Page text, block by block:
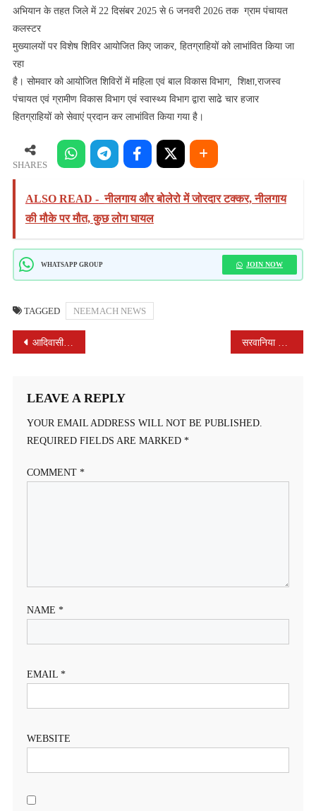
लाभांवित
अभियान के तहत जिले में 22 दिसंबर 2025 से 6 जनवरी 2026 तक ग्राम पंचायत
कलस्‍टर
मुख्यालयों पर विशेष शिविर आयोजित किए जाकर, हितग्राहियों को लाभांवित किया जा
रहा
है। सोमवार को आयोजित शिविरों में महिला एवं बाल विकास विभाग, शिक्षा,राजस्‍व
पंचायत एवं ग्रामीण विकास विभाग एवं स्‍वास्‍थ्‍य विभाग द्वारा साढे चार हजार
हितग्राहियों को सेवाएं प्रदान कर लाभांवित किया गया है।
SHARES
ALSO READ - नीलगाय और बोलेरो में जोरदार टक्कर, नीलगाय
की मौके पर मौत, कुछ लोग घायल
WHATSAPP GROUP JOIN NOW
TAGGED NEEMACH NEWS
POST
आदिवासी नायक राणा पूंजा भील की प्रतिमा की मांग को लेकर जयस संगठन का धरना प्रदर्शन निरंतर जारी
LEAVE A REPLY
YOUR EMAIL ADDRESS WILL NOT BE PUBLISHED.
REQUIRED FIELDS ARE MARKED *
COMMENT *
NAME *
EMAIL *
WEBSITE